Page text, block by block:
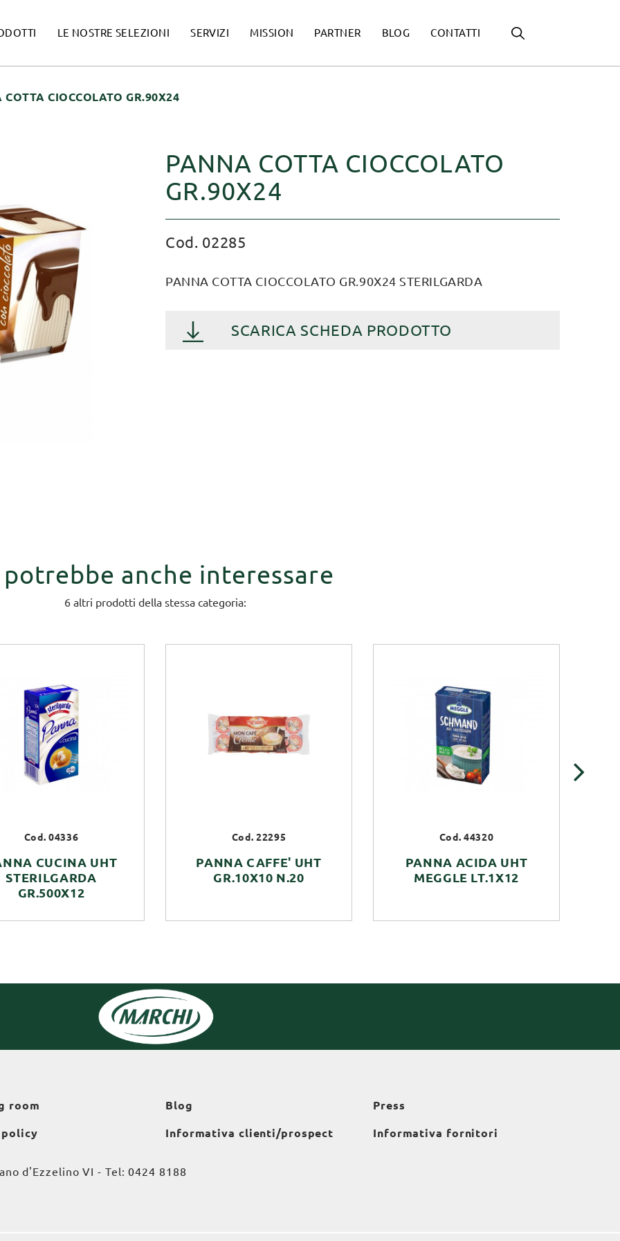
LE NOSTRE SELEZIONI SERVIZI MISSION PARTNER BLOG CONTATTI
COTTA CIOCCOLATO GR.90X24
PANNA COTTA CIOCCOLATO
GR.90X24
Cod. 02285
PANNA COTTA CIOCCOLATO GR.90X24 STERILGARDA
SCARICA SCHEDA PRODOTTO
potrebbe anche interessare
6 altri prodotti della stessa categoria:
Cod. 04336
CUCINA UHT
STERILGARDA
GR.500X12
Cod. 22295
PANNA CAFFE' UHT
GR.10X10 N.20
Cod. 44320
PANNA ACIDA UHT
MEGGLE LT.1X12
room
policy
Blog
Informativa clienti/prospect
Press
Informativa fornitori
d'Ezzelino VI - Tel:0424 8188